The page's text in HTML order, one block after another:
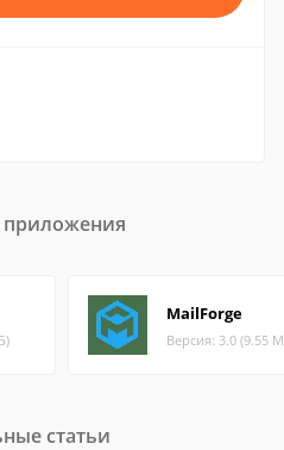
MailForge
Версия: 3.0 (9.55
статьи